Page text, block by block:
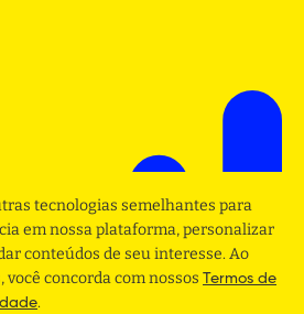
tecnologias semelhantes para
em nossa plataforma, personalizar
conteúdos de seu interesse. Ao
concorda com nossos Termos de
.